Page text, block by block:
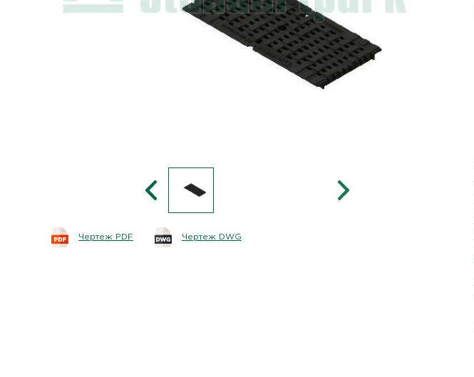
Чертеж PDF Чертеж DWG